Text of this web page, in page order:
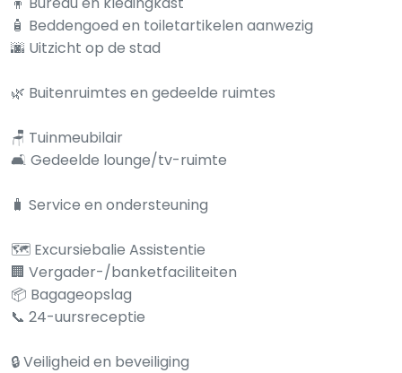
🧴 Beddengoed en toiletartikelen aanwezig
🌆 Uitzicht op de stad
🌿 Buitenruimtes en gedeelde ruimtes
🪑 Tuinmeubilair
🛋️ Gedeelde lounge/tv-ruimte
🧳 Service en ondersteuning
🗺️ Excursiebalie Assistentie
🏢 Vergader-/banketfaciliteiten
📦 Bagageopslag
📞 24-uursreceptie
🔒 Veiligheid en beveiliging